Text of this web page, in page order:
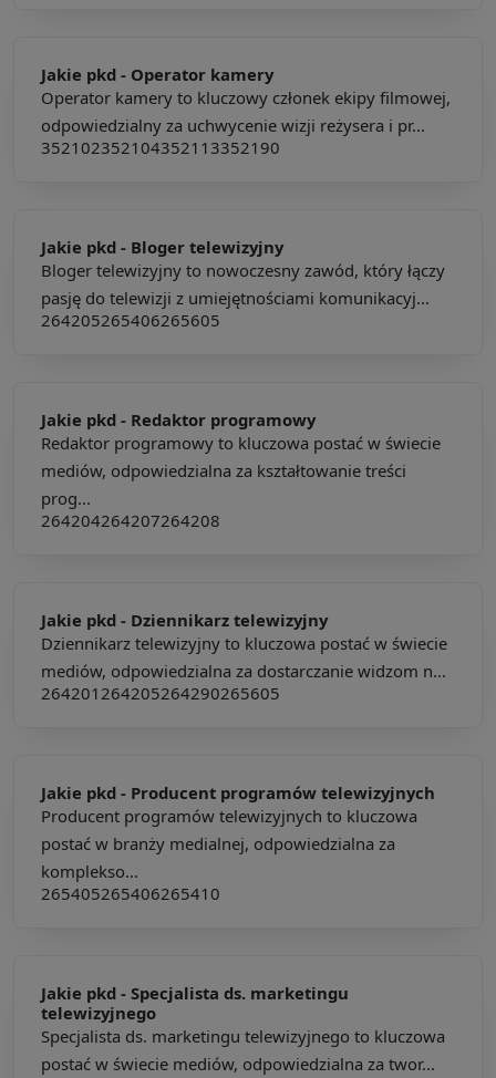
Jakie pkd - Operator kamery
Operator kamery to kluczowy członek ekipy filmowej,
odpowiedzialny za uchwycenie wizji reżysera i pr...
352102352104352113352190
Jakie pkd - Bloger telewizyjny
Bloger telewizyjny to nowoczesny zawód, który łączy
pasję do telewizji z umiejętnościami komunikacyj...
264205265406265605
Jakie pkd - Redaktor programowy
Redaktor programowy to kluczowa postać w świecie
mediów, odpowiedzialna za kształtowanie treści
prog...
264204264207264208
Jakie pkd - Dziennikarz telewizyjny
Dziennikarz telewizyjny to kluczowa postać w świecie
mediów, odpowiedzialna za dostarczanie widzom n...
264201 264205264290265605
Jakie pkd - Producent programów telewizyjnych
Producent programów telewizyjnych to kluczowa
postać w branży medialnej, odpowiedzialna za
komplekso...
265405265406265410
Jakie pkd - Specjalista ds. marketingu
telewizyjnego
Specjalista ds. marketingu telewizyjnego to kluczowa
postać w świecie mediów, odpowiedzialna za twor...